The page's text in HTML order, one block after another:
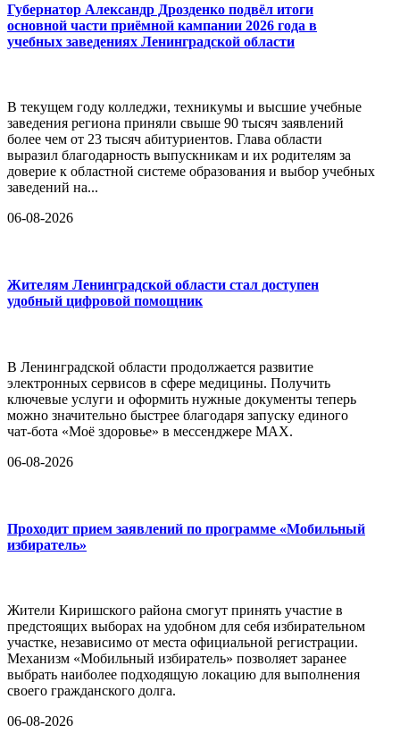
Губернатор Александр Дрозденко подвёл итоги
основной части приёмной кампании 2026 года в
учебных заведениях Ленинградской области
В текущем году колледжи, техникумы и высшие учебные
заведения региона приняли свыше 90 тысяч заявлений
более чем от 23 тысяч абитуриентов. Глава области
выразил благодарность выпускникам и их родителям за
доверие к областной системе образования и выбор учебных
заведений на...
06-08-2026
Жителям Ленинградской области стал доступен
удобный цифровой помощник
В Ленинградской области продолжается развитие
электронных сервисов в сфере медицины. Получить
ключевые услуги и оформить нужные документы теперь
можно значительно быстрее благодаря запуску единого
чат-бота «Моё здоровье» в мессенджере MAX.
06-08-2026
Проходит прием заявлений по программе «Мобильный
избиратель»
Жители Киришского района смогут принять участие в
предстоящих выборах на удобном для себя избирательном
участке, независимо от места официальной регистрации.
Механизм «Мобильный избиратель» позволяет заранее
выбрать наиболее подходящую локацию для выполнения
своего гражданского долга.
06-08-2026